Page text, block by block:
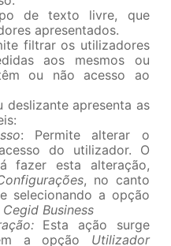
de texto livre, que
apresentados.
filtrar os utilizadores
aos mesmos ou
ou não acesso ao
deslizante apresenta as
:
Permite alterar o
do utilizador. O
fazer esta alteração,
, no canto
selecionando a opção
Business
: Esta ação surge
a opção Utilizador